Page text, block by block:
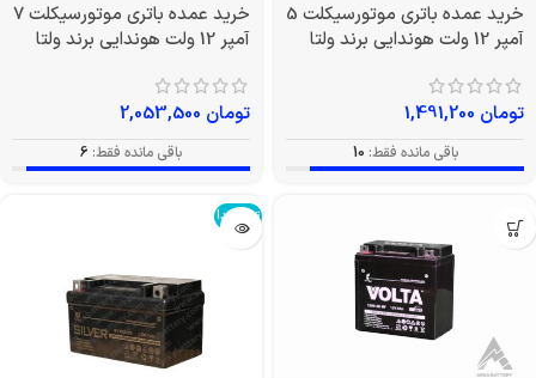
خرید عمده باتری موتورسیکلت 5
آمپر 12 ولت هوندایی برند ولتا
تومان
باقی مانده فقط: 10
خرید عمده باتری موتورسیکلت 7
آمپر 12 ولت هوندایی برند ولتا
تومان
باقی مانده فقط: 6
تمام شد!